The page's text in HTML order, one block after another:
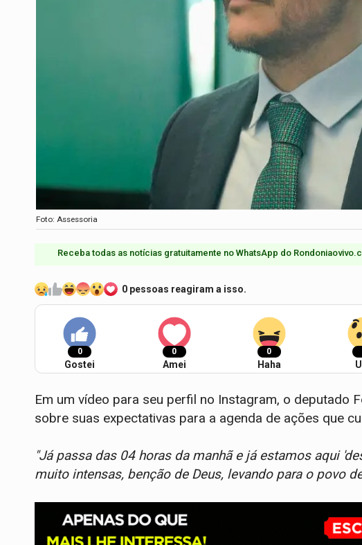
Foto: Assessoria
Receba todas as notícias gratuitamente no WhatsApp do
0 pessoas reagiram a isso.
0
Gostei
0
Amei
0
Haha
Em um vídeo para seu perfil no Instagram, o deputado
sobre suas expectativas para a agenda de ações que
"Já passa das 04 horas da manhã e já estamos aqui
muito intensas, benção de Deus, levando para o povo